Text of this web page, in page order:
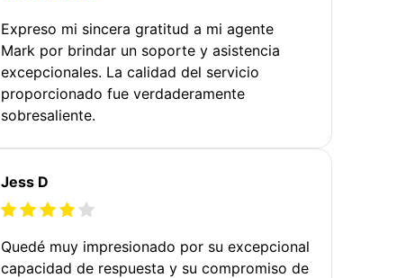
Expreso mi sincera gratitud a mi agente
Mark por brindar un soporte y asistencia
excepcionales. La calidad del servicio
proporcionado fue verdaderamente
sobresaliente.
Jess D
Quedé muy impresionado por su excepcional
capacidad de respuesta y su compromiso de